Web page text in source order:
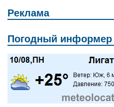
Реклама
Погодный информер